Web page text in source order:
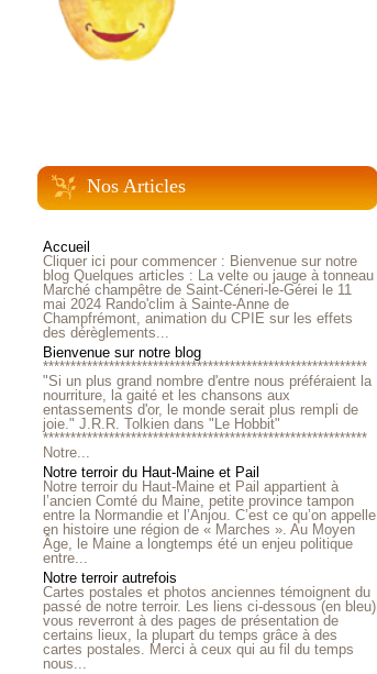
Nos Articles
Accueil
Cliquer ici pour commencer : Bienvenue sur notre
blog Quelques articles : La velte ou jauge à tonneau
Marché champêtre de Saint-Céneri-le-Gérei le 11
mai 2024 Rando'clim à Sainte-Anne de
Champfrémont, animation du CPIE sur les effets
des dérèglements...
Bienvenue sur notre blog
***********************************************************
"Si un plus grand nombre d'entre nous préféraient la
nourriture, la gaité et les chansons aux
entassements d'or, le monde serait plus rempli de
joie." J.R.R. Tolkien dans "Le Hobbit"
***********************************************************
Notre...
Notre terroir du Haut-Maine et Pail
Notre terroir du Haut-Maine et Pail appartient à
l’ancien Comté du Maine, petite province tampon
entre la Normandie et l’Anjou. C’est ce qu’on appelle
en histoire une région de « Marches ». Au Moyen
Âge, le Maine a longtemps été un enjeu politique
entre...
Notre terroir autrefois
Cartes postales et photos anciennes témoignent du
passé de notre terroir. Les liens ci-dessous (en bleu)
vous reverront à des pages de présentation de
certains lieux, la plupart du temps grâce à des
cartes postales. Merci à ceux qui au fil du temps
nous...